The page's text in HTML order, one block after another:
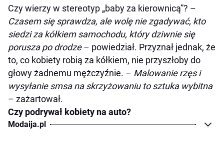
Czy wierzy w stereotyp „baby za kierownicą”? –
Czasem się sprawdza, ale wolę nie zgadywać, kto
siedzi za kółkiem samochodu, który dziwnie się
porusza po drodze– powiedział. Przyznał jednak, że
to, co kobiety robią za kółkiem, nie przyszłoby do
głowy żadnemu mężczyźnie. – Malowanie rzęs i
wysyłanie smsa na skrzyżowaniu to sztuka wybitna
– zażartował.
Czy podrywał kobiety na auto?
Modaija.pl